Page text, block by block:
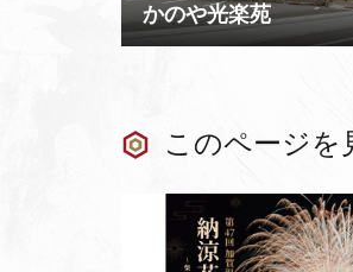
かのや光楽苑
このページを